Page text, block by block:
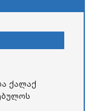
ქალაქ